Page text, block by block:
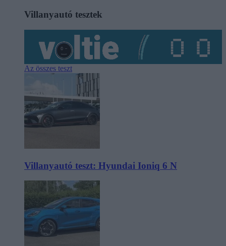
Villanyautó tesztek
Az összes teszt
Villanyautó teszt: Hyundai Ioniq 6 N